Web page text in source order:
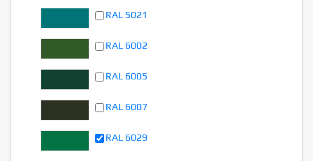
RAL 5021
RAL 6002
RAL 6005
RAL 6007
RAL 6029